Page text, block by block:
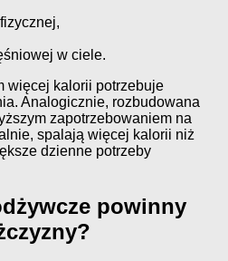
w ciele.
więcej kalorii potrzebuje
Analogicznie, rozbudowana
zapotrzebowaniem na
spalają więcej kalorii niż
dzienne potrzeby
powinny